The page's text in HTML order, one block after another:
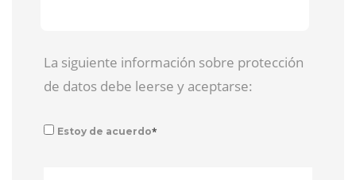
La siguiente información sobre protección
de datos debe leerse y aceptarse:
Estoy de acuerdo*